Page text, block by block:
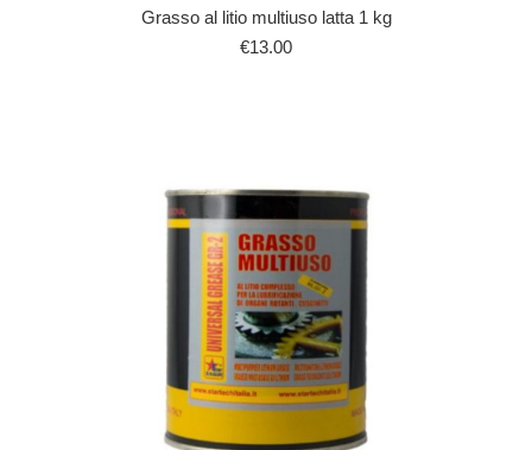
Grasso al litio multiuso latta 1 kg
€13.00